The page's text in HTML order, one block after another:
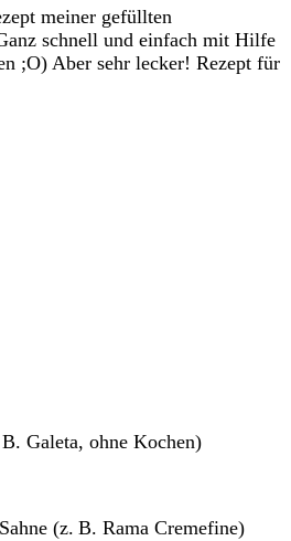
meiner gefüllten
schnell und einfach mit Hilfe
;O) Aber sehr lecker! Rezept für
Galeta, ohne Kochen)
(z. B. Rama Cremefine)